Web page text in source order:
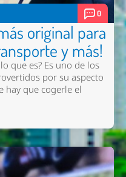
0
original para
y más!
que es? Es uno de los
por su aspecto
hay que cogerle el